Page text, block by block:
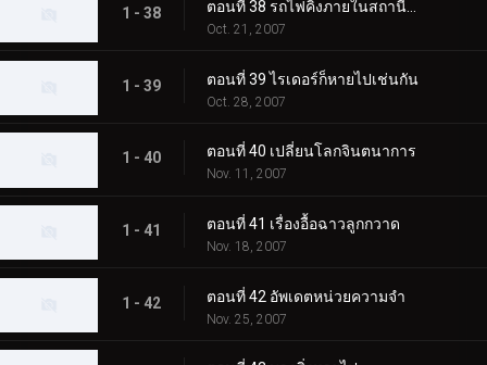
1 - 38
Oct. 21, 2007
1 - 39 ตอนที่ 39 ไรเดอร์ก็หายไปเช่นกัน
Oct. 28, 2007
1 - 40 ตอนที่ 40 เปลี่ยนโลกจินตนาการ
Nov. 11, 2007
1 - 41 ตอนที่ 41 เรื่องอื้อฉาวลูกกวาด
Nov. 18, 2007
1 - 42 ตอนที่ 42 อัพเดตหน่วยความจำ
Nov. 25, 2007